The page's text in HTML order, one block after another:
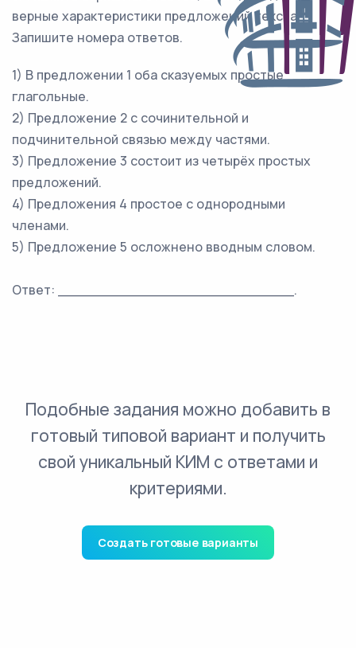
верные характеристики предложений текста.
Запишите номера ответов.
1) В предложении 1 оба сказуемых простые
глагольные.
2) Предложение 2 с сочинительной и
подчинительной связью между частями.
3) Предложение 3 состоит из четырёх простых
предложений.
4) Предложения 4 простое с однородными
членами.
5) Предложение 5 осложнено вводным словом.
Ответ: ___________________________.
Подобные задания можно добавить в
готовый типовой вариант и получить
свой уникальный КИМ с ответами и
критериями.
Создать готовые варианты